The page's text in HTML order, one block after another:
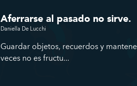
Aferrarse al pasado no sirve.
Daniella De Lucchi
Guardar objetos, recuerdos y
veces no es fructu...